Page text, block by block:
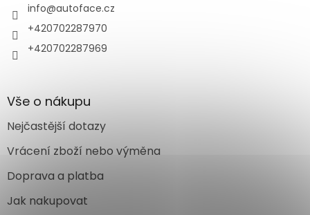
info@autoface.cz
+420702287970
+420702287969
Vše o nákupu
Nejčastější dotazy
Vrácení zboží nebo výměna
Doprava a platba
Jak nakupovat